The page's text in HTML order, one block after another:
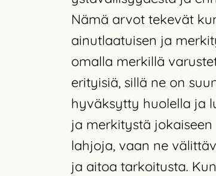
Nämä arvot tekevät
ainutlaatuisen ja
omalla merkillä
erityisiä, sillä ne on
hyväksytty huolella ja
ja merkitystä
lahjoja, vaan ne
ja aitoa tarkoitusta.